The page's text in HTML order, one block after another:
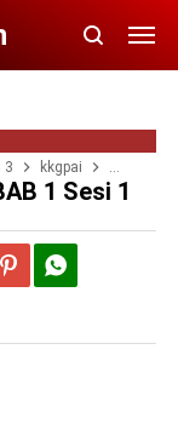
3 kkgpai materi PAI
1 Sesi 1